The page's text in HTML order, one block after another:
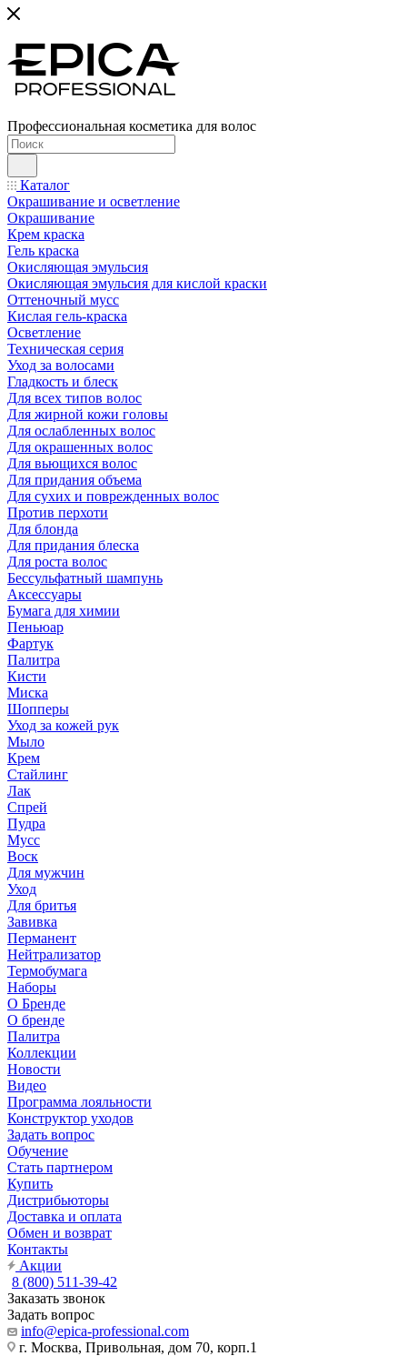
Профессиональная косметика для волос
Каталог
Окрашивание и осветление
Окрашивание
Крем краска
Гель краска
Окисляющая эмульсия
Окисляющая эмульсия для кислой краски
Оттеночный мусс
Кислая гель-краска
Осветление
Техническая серия
Уход за волосами
Гладкость и блеск
Для всех типов волос
Для жирной кожи головы
Для ослабленных волос
Для окрашенных волос
Для вьющихся волос
Для придания объема
Для сухих и поврежденных волос
Против перхоти
Для блонда
Для придания блеска
Для роста волос
Бессульфатный шампунь
Аксессуары
Бумага для химии
Пеньюар
Фартук
Палитра
Кисти
Миска
Шопперы
Уход за кожей рук
Мыло
Крем
Стайлинг
Лак
Спрей
Пудра
Мусс
Воск
Для мужчин
Уход
Для бритья
Завивка
Перманент
Нейтрализатор
Термобумага
Наборы
О Бренде
О бренде
Палитра
Коллекции
Новости
Видео
Программа лояльности
Конструктор уходов
Задать вопрос
Обучение
Стать партнером
Купить
Дистрибьюторы
Доставка и оплата
Обмен и возврат
Контакты
Акции
8 (800) 511-39-42
Заказать звонок
Задать вопрос
info@epica-professional.com
г. Москва, Привольная, дом 70, корп.1